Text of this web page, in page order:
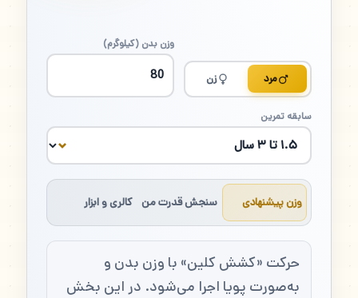
مرد زن
وزن بدن (کیلوگرم)
سابقه تمرین
وزن پیشنهادی سنجش قدرت من کالری و ابزار
حرکت «کشش کلین» با وزن بدن و
به‌صورت پویا اجرا می‌شود. در این بخش